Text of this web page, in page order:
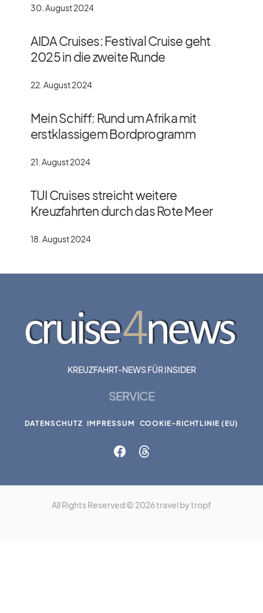
30. August 2024
AIDA Cruises: Festival Cruise geht
2025 in die zweite Runde
22. August 2024
Mein Schiff: Rund um Afrika mit
erstklassigem Bordprogramm
21. August 2024
TUI Cruises streicht weitere
Kreuzfahrten durch das Rote Meer
18. August 2024
KREUZFAHRT-NEWS FÜR INSIDER
SERVICE
DATENSCHUTZ IMPRESSUM COOKIE-RICHTLINIE (EU)
All Rights Reserved © 2026 travel by tropf